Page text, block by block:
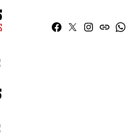
Facebook
TwitterInstagram
issuu